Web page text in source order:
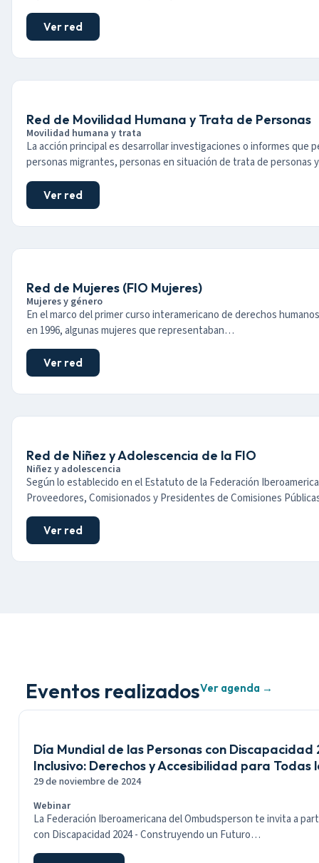
Ver red
Red de Movilidad Humana y Trata de Personas
Movilidad humana y trata
La acción principal es desarrollar investigaciones o informes que
personas migrantes, personas en situación de trata de personas
Ver red
Red de Mujeres (FIO Mujeres)
Mujeres y género
En el marco del primer curso interamericano de derechos
en 1996, algunas mujeres que representaban…
Ver red
Red de Niñez y Adolescencia de la FIO
Niñez y adolescencia
Según lo establecido en el Estatuto de la Federación
Proveedores, Comisionados y Presidentes de Comisiones
Ver red
Eventos realizadosVer agenda →
Día Mundial de las Personas con
Inclusivo: Derechos y Accesibilidad para Todas
29 de noviembre de 2024
Webinar
La Federación Iberoamericana del Ombudsperson te invita a
con Discapacidad 2024 - Construyendo un Futuro…